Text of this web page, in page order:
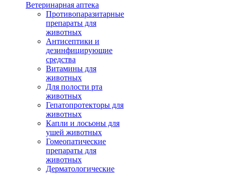
Ветеринарная аптека
Противопаразитарные
препараты для
животных
Антисептики и
дезинфицирующие
средства
Витамины для
животных
Для полости рта
животных
Гепатопротекторы для
животных
Капли и лосьоны для
ушей животных
Гомеопатические
препараты для
животных
Дерматологические